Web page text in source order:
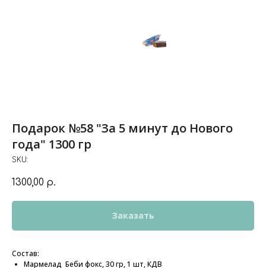
Подарок №58 "За 5 минут до Нового
года" 1300 гр
SKU:
1300,00 р.
Заказать
Состав:
Мармелад Беби фокс, 30 гр, 1 шт, КДВ